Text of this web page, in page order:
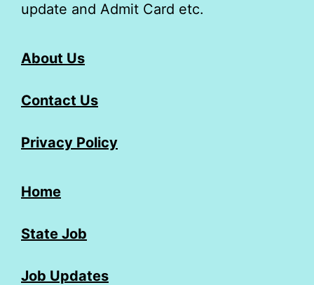
update and Admit Card etc.
About Us
Contact Us
Privacy Policy
Home
State Job
Job Updates